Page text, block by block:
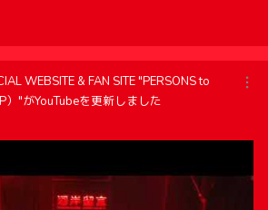
WEBSITE & FAN SITE "PERSONS to
）"がYouTubeを更新しました